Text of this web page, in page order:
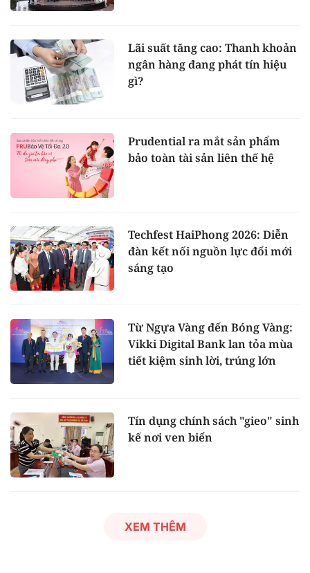
Lãi suất tăng cao: Thanh khoản
ngân hàng đang phát tín hiệu
gì?
Prudential ra mắt sản phẩm
bảo toàn tài sản liên thế hệ
Techfest HaiPhong 2026: Diễn
đàn kết nối nguồn lực đổi mới
sáng tạo
Từ Ngựa Vàng đến Bóng Vàng:
Vikki Digital Bank lan tỏa mùa
tiết kiệm sinh lời, trúng lớn
Tín dụng chính sách "gieo" sinh
kế nơi ven biển
XEM THÊM